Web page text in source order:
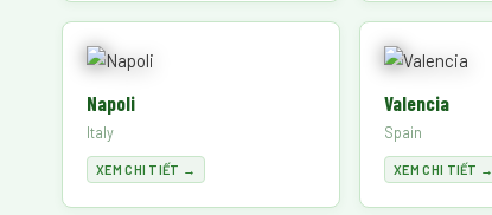
Napoli
Italy
XEM CHI TIẾT →
Valencia
Spain
XEM CHI TIẾT →